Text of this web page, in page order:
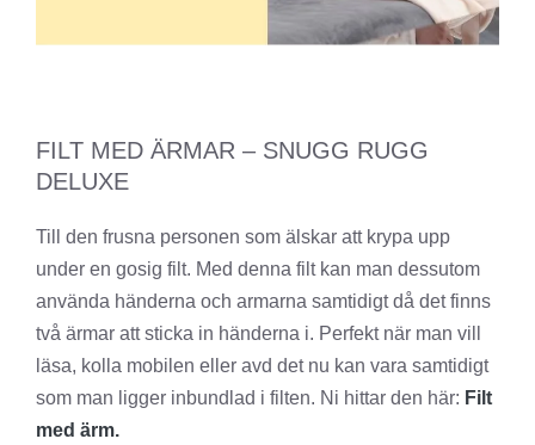
FILT MED ÄRMAR – SNUGG RUGG
DELUXE
Till den frusna personen som älskar att krypa upp
under en gosig filt. Med denna filt kan man dessutom
använda händerna och armarna samtidigt då det finns
två ärmar att sticka in händerna i. Perfekt när man vill
läsa, kolla mobilen eller avd det nu kan vara samtidigt
som man ligger inbundlad i filten. Ni hittar den här: Filt
med ärm.